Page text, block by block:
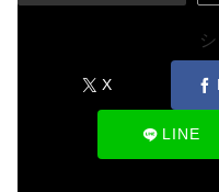
X
LINE